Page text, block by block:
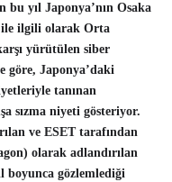
bu yıl Japonya’nın Osaka
ile ilgili olarak Orta
yürütülen siber
göre, Japonya’daki
tanınan
sızma niyeti gösteriyor.
ve ESET tarafından
olarak adlandırılan
boyunca gözlemlediği